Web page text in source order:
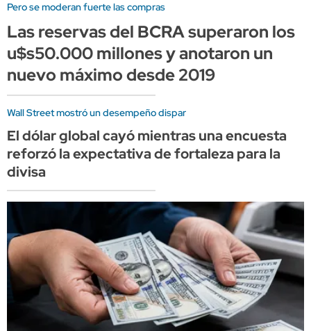
Pero se moderan fuerte las compras
Las reservas del BCRA superaron los
u$s50.000 millones y anotaron un
nuevo máximo desde 2019
Wall Street mostró un desempeño dispar
El dólar global cayó mientras una encuesta
reforzó la expectativa de fortaleza para la
divisa